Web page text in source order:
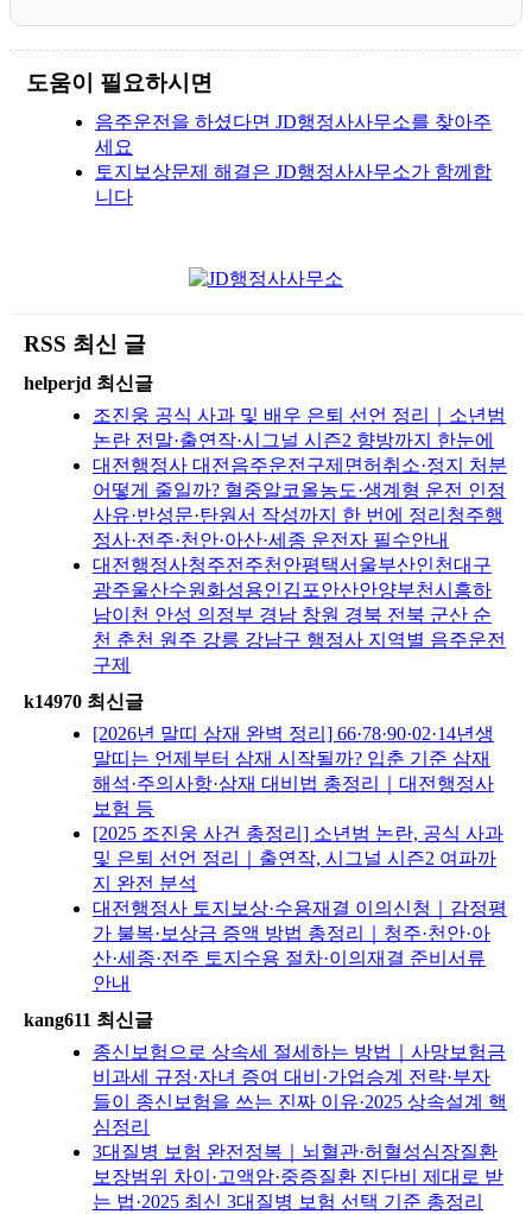
도움이 필요하시면
음주운전을 하셨다면 JD행정사사무소를 찾아주
세요
토지보상문제 해결은 JD행정사사무소가 함께합
니다
RSS 최신 글
helperjd 최신글
조진웅 공식 사과 및 배우 은퇴 선언 정리｜소년범
논란 전말·출연작·시그널 시즌2 향방까지 한눈에
대전행정사 대전음주운전구제면허취소·정지 처분
어떻게 줄일까? 혈중알코올농도·생계형 운전 인정
사유·반성문·탄원서 작성까지 한 번에 정리청주행
정사·전주·천안·아산·세종 운전자 필수안내
대전행정사청주전주천안평택서울부산인천대구
광주울산수원화성용인김포안산안양부천시흥하
남이천 안성 의정부 경남 창원 경북 전북 군산 순
천 춘천 원주 강릉 강남구 행정사 지역별 음주운전
구제
k14970 최신글
[2026년 말띠 삼재 완벽 정리] 66·78·90·02·14년생
말띠는 언제부터 삼재 시작될까? 입춘 기준 삼재
해석·주의사항·삼재 대비법 총정리｜대전행정사
보험 등
[2025 조진웅 사건 총정리] 소년범 논란, 공식 사과
및 은퇴 선언 정리｜출연작, 시그널 시즌2 여파까
지 완전 분석
대전행정사 토지보상·수용재결 이의신청｜감정평
가 불복·보상금 증액 방법 총정리｜청주·천안·아
산·세종·전주 토지수용 절차·이의재결 준비서류
안내
kang611 최신글
종신보험으로 상속세 절세하는 방법｜사망보험금
비과세 규정·자녀 증여 대비·가업승계 전략·부자
들이 종신보험을 쓰는 진짜 이유·2025 상속설계 핵
심정리
3대질병 보험 완전정복｜뇌혈관·허혈성심장질환
보장범위 차이·고액암·중증질환 진단비 제대로 받
는 법·2025 최신 3대질병 보험 선택 기준 총정리